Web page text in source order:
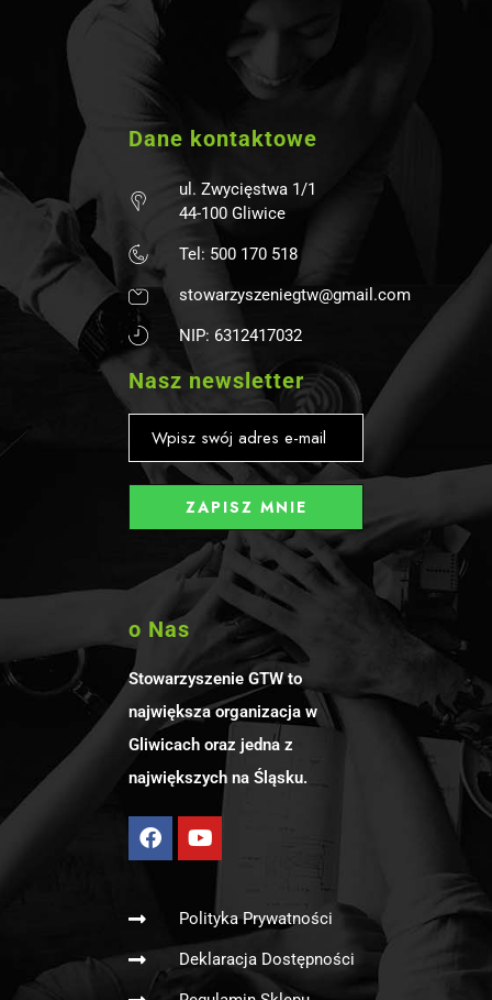
o Nas
Stowarzyszenie GTW to
największa organizacja w
Gliwicach oraz jedna z
największych na Śląsku.
Polityka Prywatności
Deklaracja Dostępności
Dane kontaktowe
ul. Zwycięstwa 1/1
44-100 Gliwice
Tel: 500 170 518
stowarzyszeniegtw@gmail.com
NIP: 6312417032
Nasz newsletter